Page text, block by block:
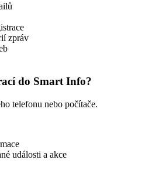
zpráv
do Smart Info?
telefonu nebo počítače.
události a akce